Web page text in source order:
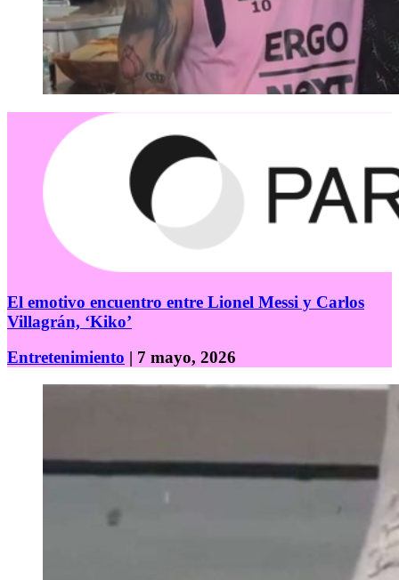
El emotivo encuentro entre Lionel Messi y Carlos
Villagrán, ‘Kiko’
Entretenimiento | 7 mayo, 2026